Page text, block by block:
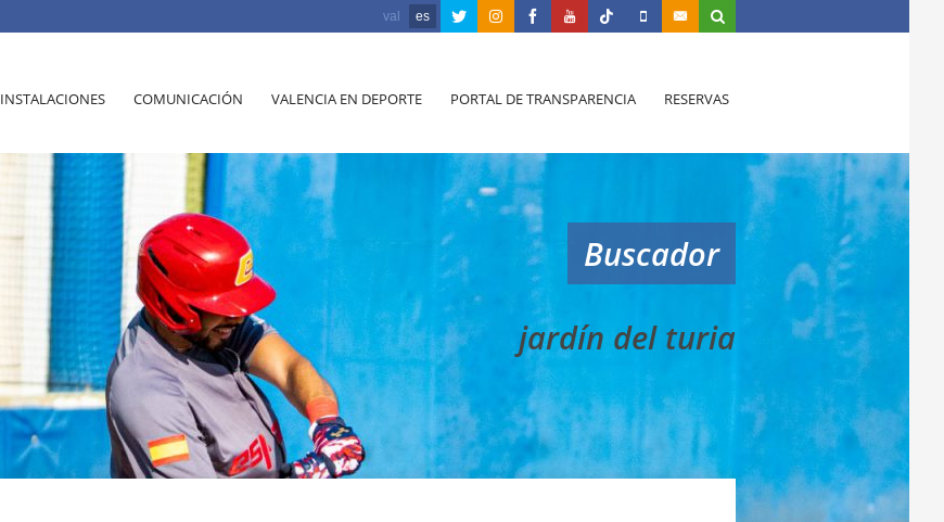
val es
INSTALACIONES COMUNICACIÓN VALENCIA EN DEPORTE PORTAL DE TRANSPARENCIA RESERVAS
Buscador
jardín del turia